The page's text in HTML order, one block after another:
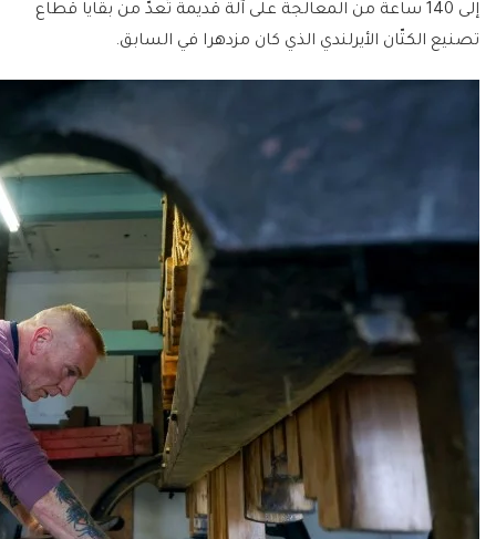
إلى 140 ساعة من المعالجة على آلة قديمة تُعدّ من بقايا قطاع
تصنيع الكتّان الأيرلندي الذي كان مزدهرا في السابق.